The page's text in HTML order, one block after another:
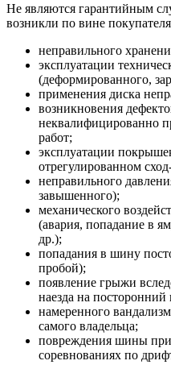
Не являются гарантийным
возникли по вине
неправильного
эксплуатации
(деформированного,
применения диска
возникновения
неквалифицированно
работ;
эксплуатации
отрегулированном
неправильного
завышенного);
механического
(авария, попадание в
др.);
попадания в шину
пробой);
появление грыжи
наезда на посторонний
намеренного
самого владельца;
повреждения шины при
соревнованиях по